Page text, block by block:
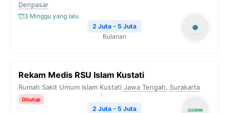
Denpasar
3 Minggu yang lalu
2 Juta - 5 Juta
Bulanan
Rekam Medis RSU Islam Kustati
Rumah Sakit Umum Islam Kustati Jawa Tengah, Surakarta
Ditutup
2 Juta - 5 Juta